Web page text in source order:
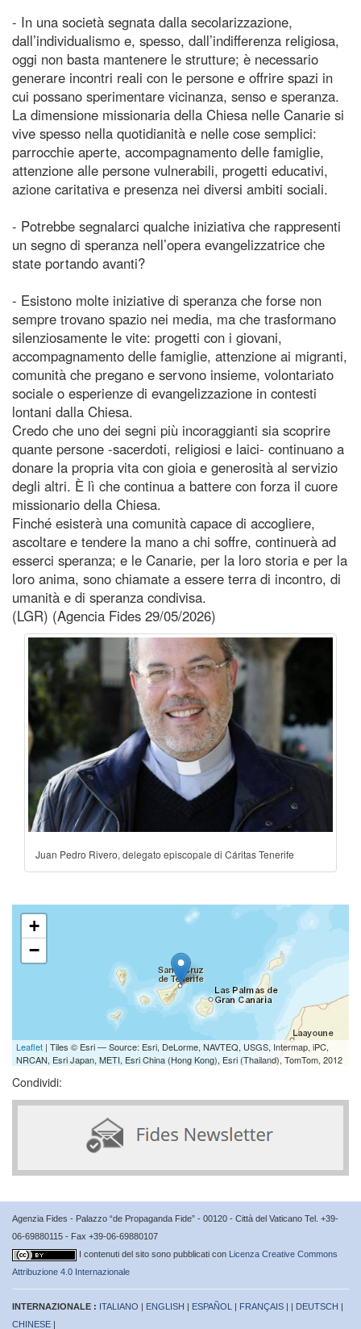
- In una società segnata dalla secolarizzazione,
dall’individualismo e, spesso, dall’indifferenza religiosa,
oggi non basta mantenere le strutture; è necessario
generare incontri reali con le persone e offrire spazi in
cui possano sperimentare vicinanza, senso e speranza.
La dimensione missionaria della Chiesa nelle Canarie si
vive spesso nella quotidianità e nelle cose semplici:
parrocchie aperte, accompagnamento delle famiglie,
attenzione alle persone vulnerabili, progetti educativi,
azione caritativa e presenza nei diversi ambiti sociali.
- Potrebbe segnalarci qualche iniziativa che rappresenti
un segno di speranza nell’opera evangelizzatrice che
state portando avanti?
- Esistono molte iniziative di speranza che forse non
sempre trovano spazio nei media, ma che trasformano
silenziosamente le vite: progetti con i giovani,
accompagnamento delle famiglie, attenzione ai migranti,
comunità che pregano e servono insieme, volontariato
sociale o esperienze di evangelizzazione in contesti
lontani dalla Chiesa.
Credo che uno dei segni più incoraggianti sia scoprire
quante persone -sacerdoti, religiosi e laici- continuano a
donare la propria vita con gioia e generosità al servizio
degli altri. È lì che continua a battere con forza il cuore
missionario della Chiesa.
Finché esisterà una comunità capace di accogliere,
ascoltare e tendere la mano a chi soffre, continuerà ad
esserci speranza; e le Canarie, per la loro storia e per la
loro anima, sono chiamate a essere terra di incontro, di
umanità e di speranza condivisa.
(LGR) (Agencia Fides 29/05/2026)
Juan Pedro Rivero, delegato episcopale di Cáritas Tenerife
+
−
Leaflet | Tiles © Esri — Source: Esri, DeLorme, NAVTEQ, USGS, Intermap, iPC,
NRCAN, Esri Japan, METI, Esri China (Hong Kong), Esri (Thailand), TomTom, 2012
Condividi:
Agenzia Fides - Palazzo “de Propaganda Fide” - 00120 - Città del Vaticano Tel. +39-
06-69880115 - Fax +39-06-69880107
I contenuti del sito sono pubblicati con
Licenza Creative Commons
Attribuzione 4.0 Internazionale
INTERNAZIONALE : ITALIANO ENGLISH ESPAÑOL FRANÇAIS DEUTSCH
CHINESE